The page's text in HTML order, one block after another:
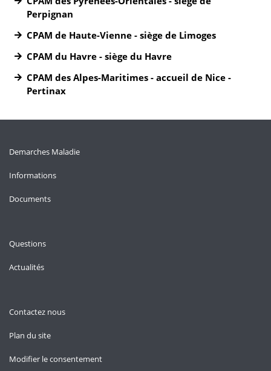
Perpignan
CPAM de Haute-Vienne - siège de Limoges
CPAM du Havre - siège du Havre
CPAM des Alpes-Maritimes - accueil de Nice -
Pertinax
Demarches Maladie
Informations
Documents
Questions
Actualités
Contactez nous
Plan du site
Modifier le consentement